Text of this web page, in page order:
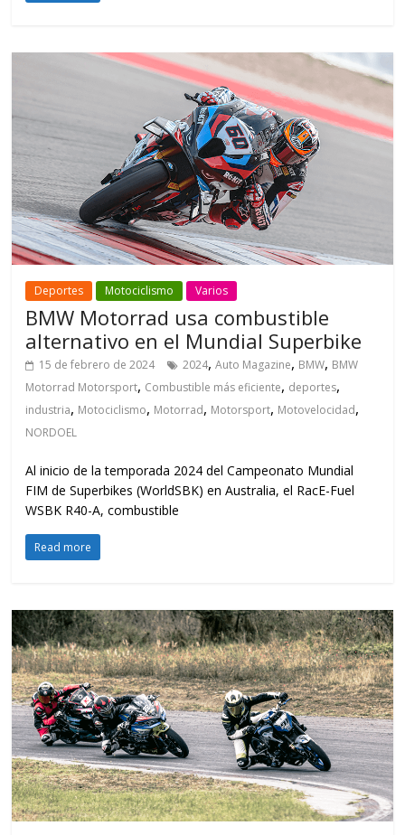
Deportes Motociclismo Varios
BMW Motorrad usa combustible
alternativo en el Mundial Superbike
15 de febrero de 2024 2024,Auto Magazine, BMW, BMW
Motorrad Motorsport, Combustible más eficiente, deportes,
industria, Motociclismo, Motorrad, Motorsport, Motovelocidad,
NORDOEL
Al inicio de la temporada 2024 del Campeonato Mundial
FIM de Superbikes (WorldSBK) en Australia, el RacE-Fuel
WSBK R40-A, combustible
Read more